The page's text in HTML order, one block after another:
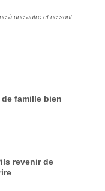
à une autre et ne sont
famille bien
revenir de